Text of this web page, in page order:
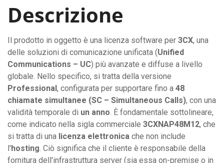
Descrizione
Il prodotto in oggetto è una licenza software per 3CX, una
delle soluzioni di comunicazione unificata (Unified
Communications – UC) più avanzate e diffuse a livello
globale. Nello specifico, si tratta della versione
Professional, configurata per supportare fino a 48
chiamate simultanee (SC – Simultaneous Calls), con una
validità temporale di un anno. È fondamentale sottolineare,
come indicato nella sigla commerciale 3CXNAP48M12, che
si tratta di una licenza elettronica che non include
l'hosting. Ciò significa che il cliente è responsabile della
fornitura dell'infrastruttura server (sia essa on-premise o in